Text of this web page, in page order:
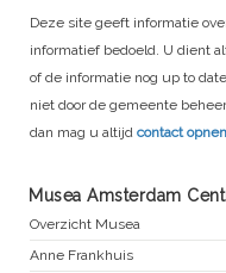
Deze site geeft informatie
informatief bedoeld. U dient
of de informatie nog up to
niet door de gemeente
dan mag u altijd contact
Musea Amsterdam
Overzicht Musea
Anne Frankhuis